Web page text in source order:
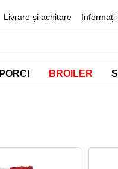
Livrare și achitare
PORCI BROILER